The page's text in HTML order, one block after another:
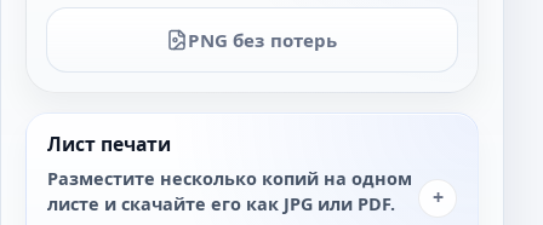
PNG без потерь
Лист печати
Разместите несколько копий на одном
листе и скачайте его как JPG или PDF.
+